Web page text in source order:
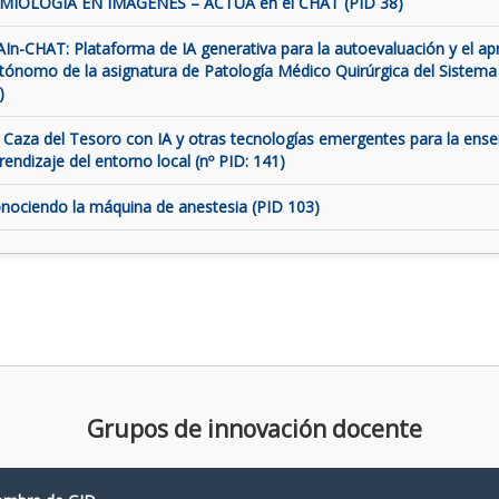
CHAT: Plataforma de IA generativa para la autoevaluación y el
de la asignatura de Patología Médico Quirúrgica del
del Tesoro con IA y otras tecnologías emergentes para la
del entorno local (nº PID: 141)
la máquina de anestesia (PID 103)
Grupos de innovación docente